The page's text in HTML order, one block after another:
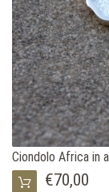
Ciondolo Africa in
€70,00